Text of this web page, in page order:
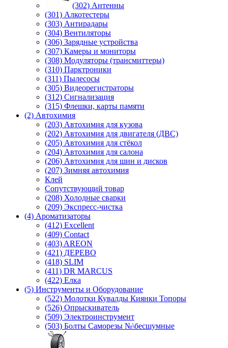
(302) Антенны
(301) Алкотестеры
(303) Антирадары
(304) Вентиляторы
(306) Зарядные устройства
(307) Камеры и мониторы
(308) Модуляторы (трансмиттеры)
(310) Парктроники
(311) Пылесосы
(305) Видеорегистраторы
(312) Сигнализация
(315) Флешки, карты памяти
(2) Автохимия
(203) Автохимия для кузова
(202) Автохимия для двигателя (ДВС)
(205) Автохимия для стёкол
(204) Автохимия для салона
(206) Автохимия для шин и дисков
(207) Зимняя автохимия
Клей
Сопутствующий товар
(208) Холодные сварки
(209) Экспреcс-чистка
(4) Ароматизаторы
(412) Excellent
(409) Contact
(403) AREON
(421) ДЕРЕВО
(418) SLIM
(411) DR MARCUS
(422) Елка
(5) Инструменты и Оборудование
(522) Молотки Кувалды Киянки Топоры
(526) Опрыскиватель
(509) Электроинструмент
(503) Болты Саморезы №\бесшумные